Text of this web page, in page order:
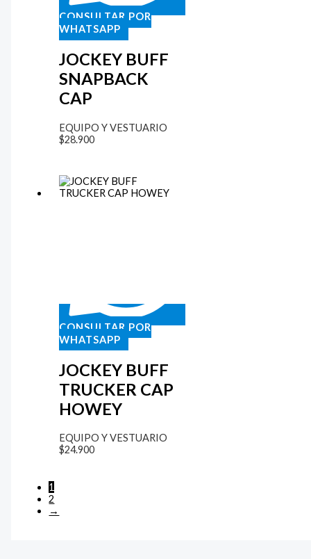
CONSULTAR POR
WHATSAPP
JOCKEY BUFF
SNAPBACK
CAP
EQUIPO Y VESTUARIO
$28.900
CONSULTAR POR
WHATSAPP
JOCKEY BUFF
TRUCKER CAP
HOWEY
EQUIPO Y VESTUARIO
$24.900
1
2
→